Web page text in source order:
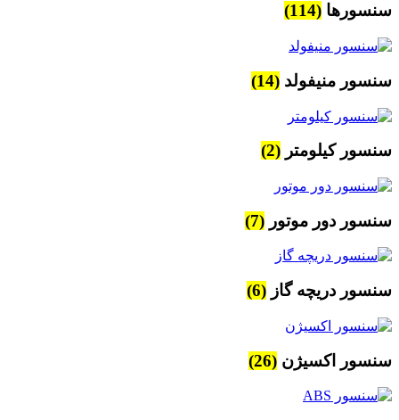
سنسورها (114)
سنسور منیفولد (14)
سنسور کیلومتر (2)
سنسور دور موتور (7)
سنسور دریچه گاز (6)
سنسور اکسیژن (26)